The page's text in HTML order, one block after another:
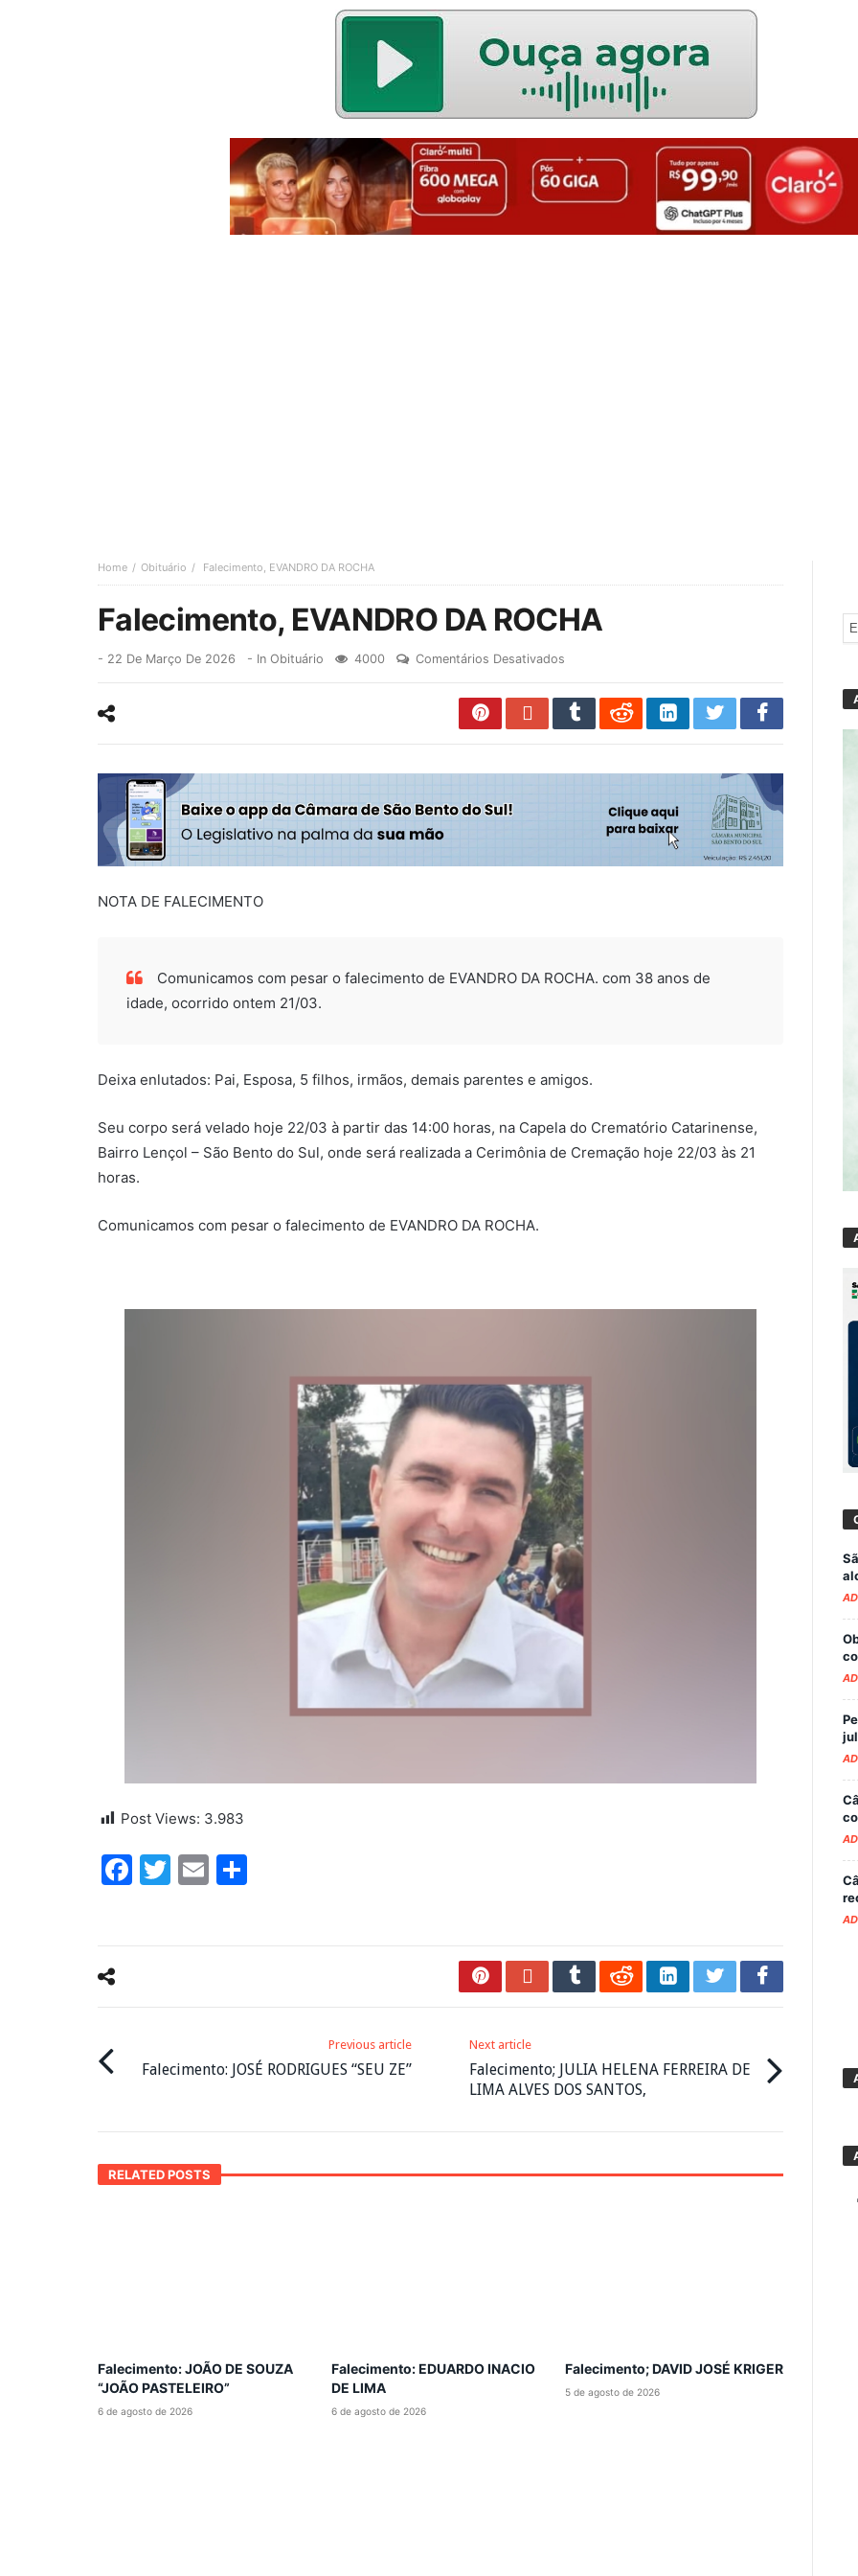
Home Obituário Falecimento, EVANDRO DA ROCHA
Falecimento, EVANDRO DA ROCHA
- 22 De Março De 2026 - In Obituário 4000 Comentários Desativados
NOTA DE FALECIMENTO
Comunicamos com pesar o falecimento de EVANDRO DA ROCHA. com 38 anos de
idade, ocorrido ontem 21/03.
Deixa enlutados: Pai, Esposa, 5 filhos, irmãos, demais parentes e amigos.
Seu corpo será velado hoje 22/03 à partir das 14:00 horas, na Capela do Crematório Catarinense,
Bairro Lençol – São Bento do Sul, onde será realizada a Cerimônia de Cremação hoje 22/03 às 21
horas.
Comunicamos com pesar o falecimento de EVANDRO DA ROCHA.
Post Views: 3.983
Facebook
Twitter
Email
Previous article
Falecimento: JOSÉ RODRIGUES “SEU ZE”
Next article
Falecimento; JULIA HELENA FERREIRA DE
LIMA ALVES DOS SANTOS,
RELATED POSTS
Falecimento: JOÃO DE SOUZA
“JOÃO PASTELEIRO”
6 de agosto de 2026
Falecimento: EDUARDO INACIO
DE LIMA
6 de agosto de 2026
Falecimento; DAVID JOSÉ KRIGER
5 de agosto de 2026